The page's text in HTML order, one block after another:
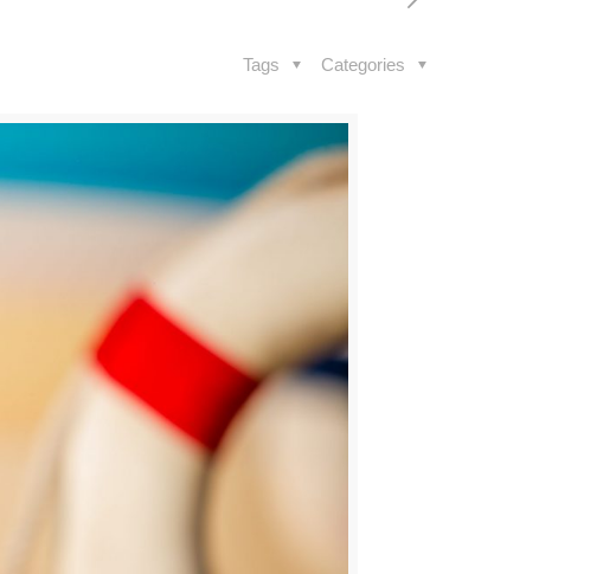
Categories
Tags